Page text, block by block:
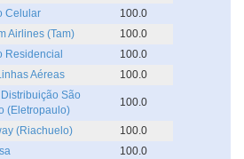
Celular
100.0
Airlines (Tam)
100.0
Residencial
100.0
Aéreas 100.0
São
(Eletropaulo)
100.0
(Riachuelo)
100.0
100.0